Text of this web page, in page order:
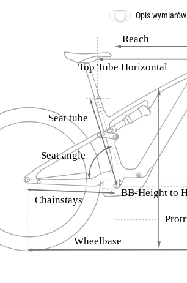
Opis wymiarów